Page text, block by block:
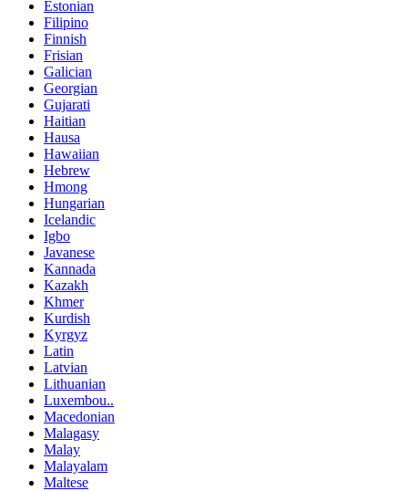
Estonian
Filipino
Finnish
Frisian
Galician
Georgian
Gujarati
Haitian
Hausa
Hawaiian
Hebrew
Hmong
Hungarian
Icelandic
Igbo
Javanese
Kannada
Kazakh
Khmer
Kurdish
Kyrgyz
Latin
Latvian
Lithuanian
Luxembou..
Macedonian
Malagasy
Malay
Malayalam
Maltese